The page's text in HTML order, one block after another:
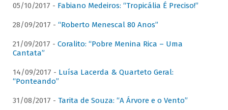
05/10/2017 - Fabiano Medeiros: “Tropicália É Preciso!”
28/09/2017 - “Roberto Menescal 80 Anos”
21/09/2017 - Coralito: “Pobre Menina Rica – Uma
Cantata”
14/09/2017 - Luísa Lacerda & Quarteto Geral:
“Ponteando”
31/08/2017 - Tarita de Souza: “A Árvore e o Vento”